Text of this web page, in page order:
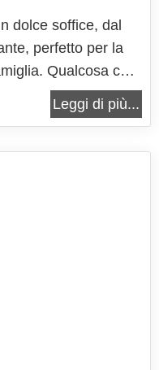
dolce soffice, dal
perfetto per la
Qualcosa che
soddisfazione a
ad una
Leggi di più...